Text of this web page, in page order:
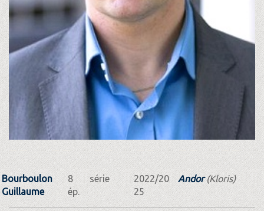
Bourboulon
Guillaume
8
ép.
série
2022/20
25
Andor(Kloris)